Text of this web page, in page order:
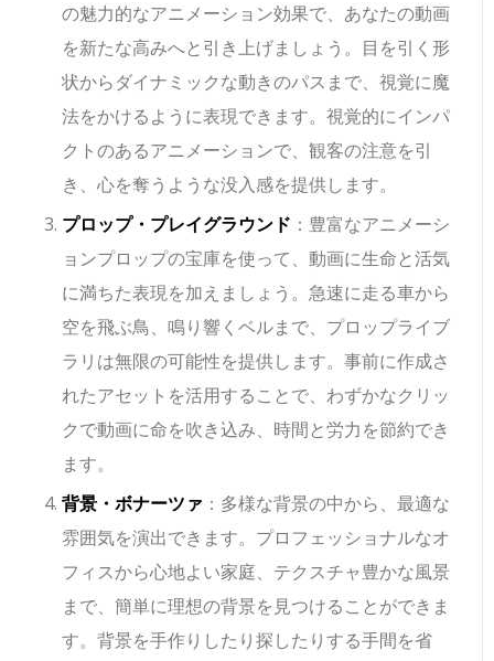
の魅力的なアニメーション効果で、あなたの動画
を新たな高みへと引き上げましょう。目を引く形
状からダイナミックな動きのパスまで、視覚に魔
法をかけるように表現できます。視覚的にインパ
クトのあるアニメーションで、観客の注意を引
き、心を奪うような没入感を提供します。
プロップ・プレイグラウンド ：豊富なアニメーシ
ョンプロップの宝庫を使って、動画に生命と活気
に満ちた表現を加えましょう。急速に走る車から
空を飛ぶ鳥、鳴り響くベルまで、プロップライブ
ラリは無限の可能性を提供します。事前に作成さ
れたアセットを活用することで、わずかなクリッ
クで動画に命を吹き込み、時間と労力を節約でき
ます。
背景・ボナーツァ ：多様な背景の中から、最適な
雰囲気を演出できます。プロフェッショナルなオ
フィスから心地よい家庭、テクスチャ豊かな風景
まで、簡単に理想の背景を見つけることができま
す。背景を手作りしたり探したりする手間を省